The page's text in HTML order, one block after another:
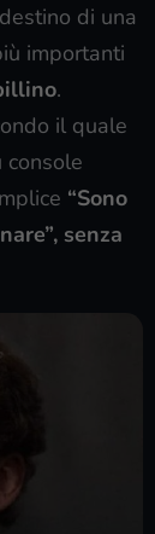
di una
importanti
.
il quale
console
“Sono
senza